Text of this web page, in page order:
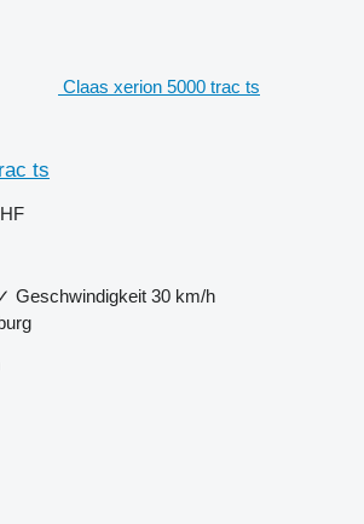
Claas xerion 5000 trac ts
ts
Geschwindigkeit 30 km/h